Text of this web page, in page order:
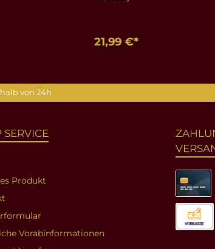
21,99 €*
von 24h
SERVICE
Produkt
Vorabinformationen